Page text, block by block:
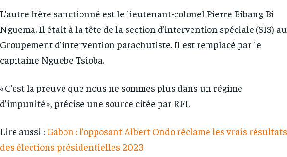
L’autre frère sanctionné est le lieutenant-colonel Pierre Bibang Bi
Nguema. Il était à la tête de la section d’intervention spéciale (SIS) au
Groupement d’intervention parachutiste. Il est remplacé par le
capitaine Nguebe Tsioba.
« C’est la preuve que nous ne sommes plus dans un régime
d’impunité », précise une source citée par RFI.
Lire aussi : Gabon : l’opposant Albert Ondo réclame les vrais résultats
des élections présidentielles 2023